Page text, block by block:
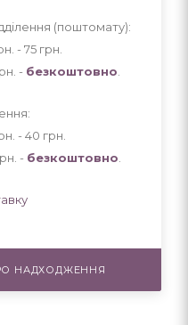
(поштомату):
- 75 грн
- безкоштовно
- 40 грн
- безкоштовно
НАДХОДЖЕННЯ